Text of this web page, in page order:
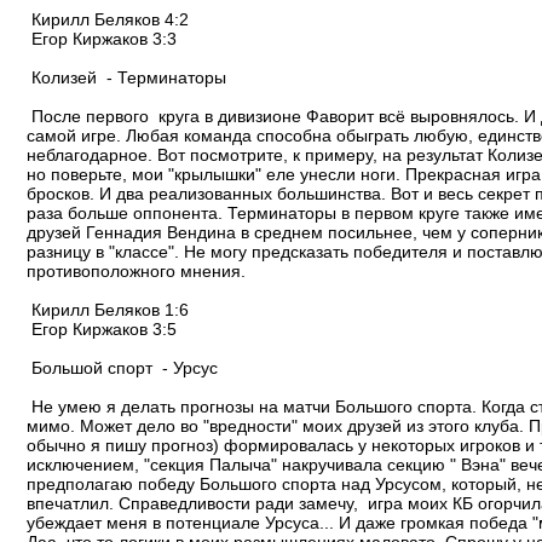
Кирилл Беляков 4:2
Егор Киржаков 3:3
Колизей - Терминаторы
После первого круга в дивизионе Фаворит всё выровнялось.
самой игре. Любая команда способна обыграть любую,
неблагодарное. Вот посмотрите, к примеру, на результат
но поверьте, мои "крылышки" еле унесли ноги. Прекрасная
бросков. И два реализованных большинства. Вот и весь
раза больше оппонента. Терминаторы в первом круге также
друзей Геннадия Вендина в среднем посильнее, чем у
разницу в "классе". Не могу предсказать победителя и
противоположного мнения.
Кирилл Беляков 1:6
Егор Киржаков 3:5
Большой спорт - Урсус
Не умею я делать прогнозы на матчи Большого спорта. Когда
мимо. Может дело во "вредности" моих друзей из этого клуба.
обычно я пишу прогноз) формировалась у некоторых игроков
исключением, "секция Палыча" накручивала секцию " Вэна"
предполагаю победу Большого спорта над Урсусом, который,
впечатлил. Справедливости ради замечу, игра моих КБ
убеждает меня в потенциале Урсуса... И даже громкая